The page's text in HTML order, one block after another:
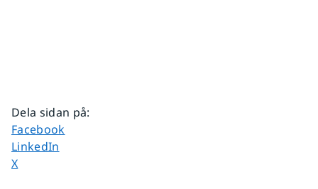
Dela sidan på:
Dela sidan på
Facebook
Dela sidan på
LinkedIn
Dela sidan på
X